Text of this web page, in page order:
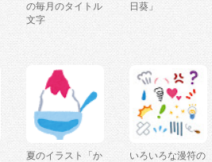
の毎月のタイトル
文字
日葵」
夏のイラスト「か
いろいろな漫符の